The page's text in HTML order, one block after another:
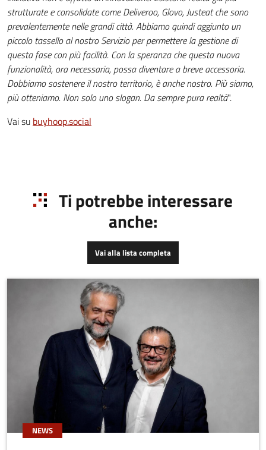
strutturate e consolidate come Deliveroo, Glovo, Justeat che sono
prevalentemente nelle grandi città. Abbiamo quindi aggiunto un
piccolo tassello al nostro Servizio per permettere la gestione di
questa fase con più facilità. Con la speranza che questa nuova
funzionalità, ora necessaria, possa diventare a breve accessoria.
Dobbiamo sostenere il nostro territorio, è anche nostro. Più siamo,
più otteniamo. Non solo uno slogan. Da sempre pura realtà".
Vai su buyhoop.social
Ti potrebbe interessare
anche:
Vai alla lista completa
NEWS